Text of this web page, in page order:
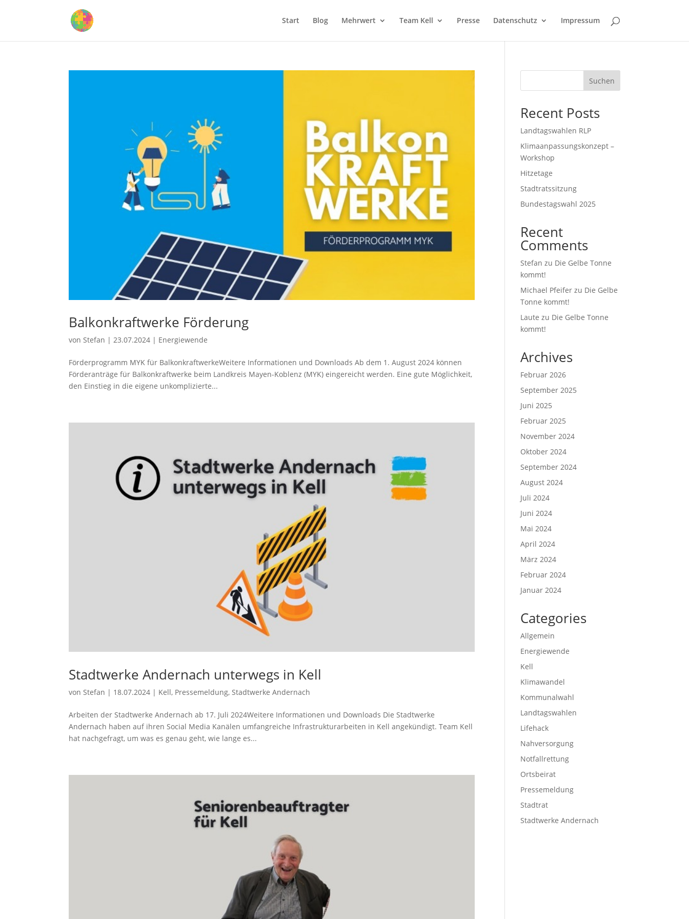
Start Blog Mehrwert Team Kell Presse Datenschutz Impressum
Balkonkraftwerke Förderung
von Stefan | 23.07.2024 | Energiewende
Förderprogramm MYK für BalkonkraftwerkeWeitere Informationen und Downloads Ab dem 1. August 2024 können
Förderanträge für Balkonkraftwerke beim Landkreis Mayen-Koblenz (MYK) eingereicht werden. Eine gute Möglichkeit,
den Einstieg in die eigene unkomplizierte...
Stadtwerke Andernach unterwegs in Kell
von Stefan | 18.07.2024 | Kell, Pressemeldung, Stadtwerke Andernach
Arbeiten der Stadtwerke Andernach ab 17. Juli 2024Weitere Informationen und Downloads Die Stadtwerke
Andernach haben auf ihren Social Media Kanälen umfangreiche Infrastrukturarbeiten in Kell angekündigt. Team Kell
hat nachgefragt, um was es genau geht, wie lange es...
Suchen
Recent Posts
Landtagswahlen RLP
Klimaanpassungskonzept –
Workshop
Hitzetage
Stadtratssitzung
Bundestagswahl 2025
Recent
Comments
Stefan zu Die Gelbe Tonne
kommt!
Michael Pfeifer zu Die Gelbe
Tonne kommt!
Laute zu Die Gelbe Tonne
kommt!
Archives
Februar 2026
September 2025
Juni 2025
Februar 2025
November 2024
Oktober 2024
September 2024
August 2024
Juli 2024
Juni 2024
Mai 2024
April 2024
März 2024
Februar 2024
Januar 2024
Categories
Allgemein
Energiewende
Kell
Klimawandel
Kommunalwahl
Landtagswahlen
Lifehack
Nahversorgung
Notfallrettung
Ortsbeirat
Pressemeldung
Stadtrat
Stadtwerke Andernach